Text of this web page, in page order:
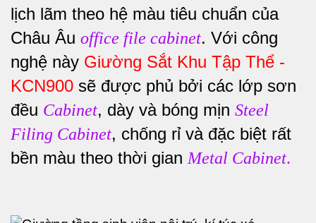
lịch lãm theo hệ màu tiêu chuẩn của
Châu Âu office file cabinet. Với công
nghệ này Giường Sắt Khu Tập Thể -
KCN900 sẽ được phủ bởi các lớp sơn
đều Cabinet, dày và bóng mịn Steel
Filing Cabinet, chống rỉ và đặc biệt rất
bền màu theo thời gian Metal Cabinet.